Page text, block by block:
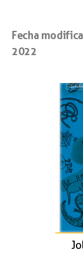
Fecha
2022